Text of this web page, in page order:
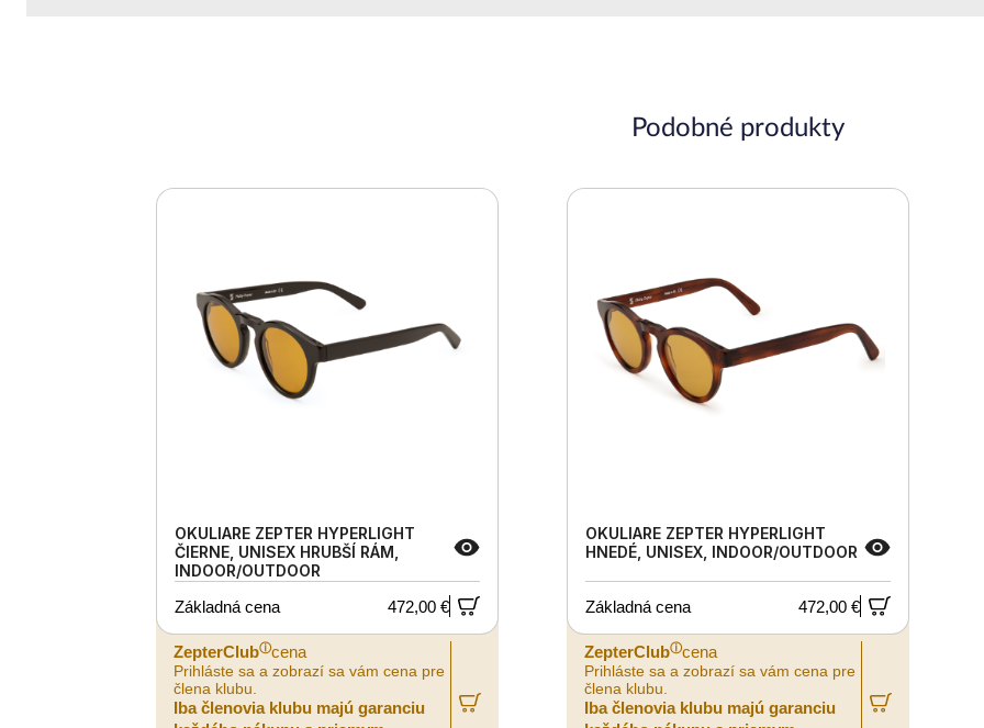
Podobné produkty
OKULIARE ZEPTER HYPERLIGHT
ČIERNE, UNISEX HRUBŠÍ RÁM,
INDOOR/OUTDOOR
Základná cena
472,00 €
ZepterClubⓘcena
Prihláste sa a zobrazí sa vám cena pre
člena klubu.
Iba členovia klubu majú garanciu
OKULIARE ZEPTER HYPERLIGHT
HNEDÉ, UNISEX, INDOOR/OUTDOOR
Základná cena 472,00 €
ZepterClubⓘcena
Prihláste sa a zobrazí sa vám cena pre
člena klubu.
Iba členovia klubu majú garanciu